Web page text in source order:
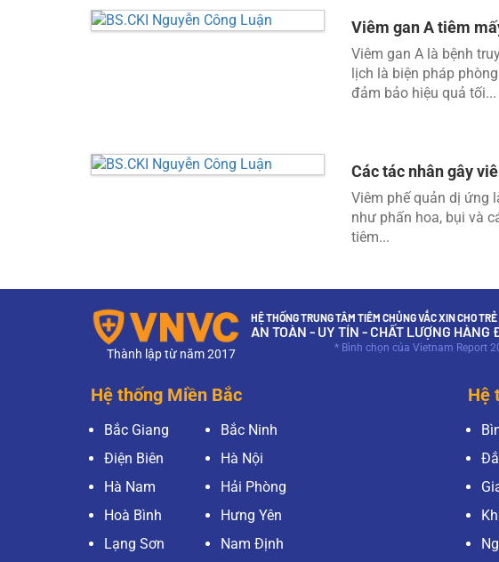
Viêm gan A tiêm
Viêm gan A là bệnh
lịch là biện pháp
đảm bảo hiệu quả tối...
Các tác nhân gây
Viêm phế quản dị ứng
như phấn hoa, bụi và
tiêm...
Thành lập từ năm 2017
HỆ THỐNG TRUNG TÂM TIÊM CHỦNG VẮC XIN CHO
AN TOÀN - UY TÍN - CHẤT LƯỢNG HÀNG
* Bình chọn của Vietnam Report
Hệ thống Miền Bắc
Bắc Giang
Bắc Ninh
Điện Biên
Hà Nội
Hà Nam
Hải Phòng
Hoà Bình
Hưng Yên
Lạng Sơn
Nam Định
Hệ